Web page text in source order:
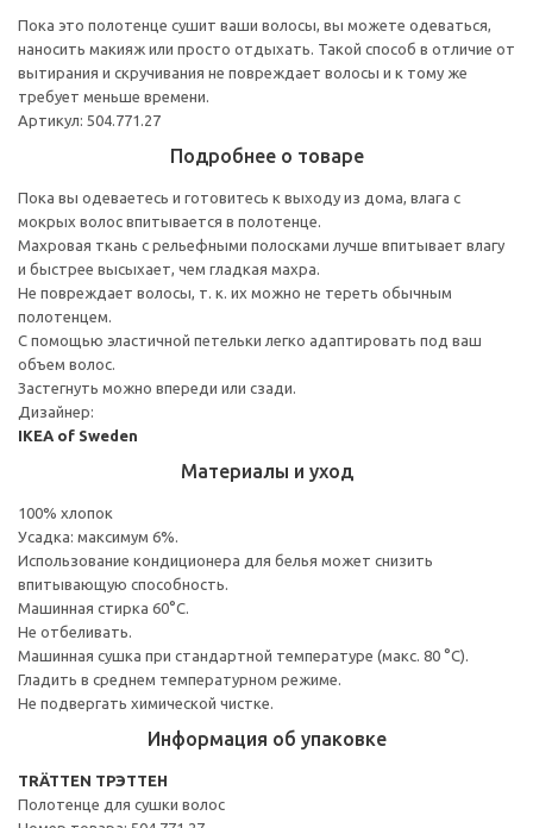
Пока это полотенце сушит ваши волосы, вы можете одеваться,
наносить макияж или просто отдыхать. Такой способ в отличие от
вытирания и скручивания не повреждает волосы и к тому же
требует меньше времени.
Артикул: 504.771.27
Подробнее о товаре
Пока вы одеваетесь и готовитесь к выходу из дома, влага с
мокрых волос впитывается в полотенце.
Махровая ткань с рельефными полосками лучше впитывает влагу
и быстрее высыхает, чем гладкая махра.
Не повреждает волосы, т. к. их можно не тереть обычным
полотенцем.
С помощью эластичной петельки легко адаптировать под ваш
объем волос.
Застегнуть можно впереди или сзади.
Дизайнер:
IKEA of Sweden
Материалы и уход
100% хлопок
Усадка: максимум 6%.
Использование кондиционера для белья может снизить
впитывающую способность.
Машинная стирка 60°С.
Не отбеливать.
Машинная сушка при стандартной температуре (макс. 80 °C).
Гладить в среднем температурном режиме.
Не подвергать химической чистке.
Информация об упаковке
TRÄTTEN ТРЭТТЕН
Полотенце для сушки волос